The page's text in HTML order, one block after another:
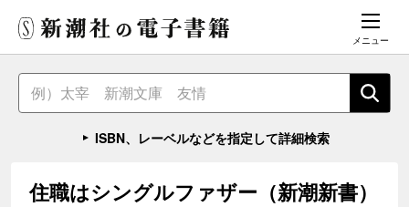
メニュー
ISBN、レーベルなどを指定して詳細検索
住職はシングルファザー（新潮新書）